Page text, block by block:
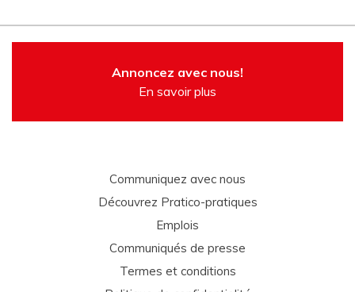
Annoncez avec nous!
En savoir plus
Communiquez avec nous
Découvrez Pratico-pratiques
Emplois
Communiqués de presse
Termes et conditions